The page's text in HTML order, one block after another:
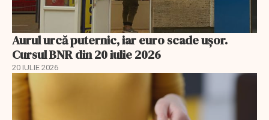
Aurul urcă puternic, iar euro scade ușor.
Cursul BNR din 20 iulie 2026
20 IULIE 2026